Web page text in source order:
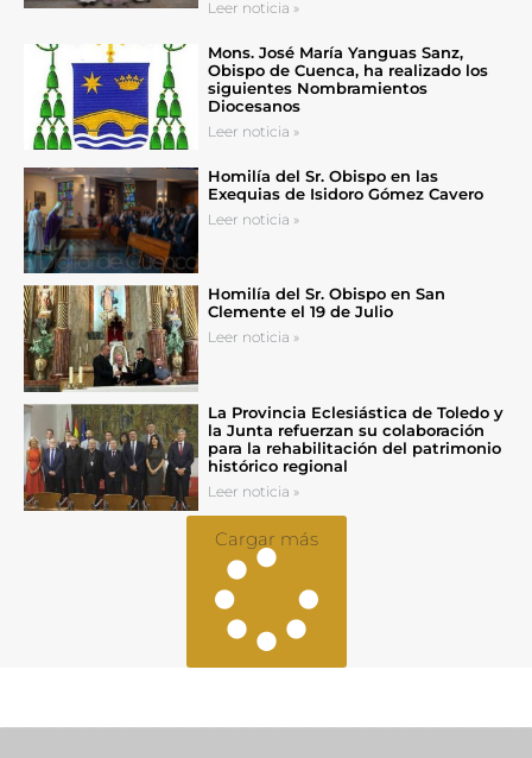
Leer noticia »
Mons. José María Yanguas Sanz,
Obispo de Cuenca, ha realizado los
siguientes Nombramientos
Diocesanos
Leer noticia »
Homilía del Sr. Obispo en las
Exequias de Isidoro Gómez Cavero
Leer noticia »
Homilía del Sr. Obispo en San
Clemente el 19 de Julio
Leer noticia »
La Provincia Eclesiástica de Toledo y
la Junta refuerzan su colaboración
para la rehabilitación del patrimonio
histórico regional
Leer noticia »
Cargar más